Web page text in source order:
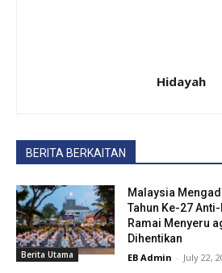
Hidayah
BERITA BERKAITAN
Berita Utama
Malaysia
Tahun Ke-27
Ramai Menyeru
Dihentikan
EB Admin - July 22,